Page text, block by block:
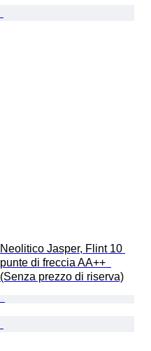
Neolitico Jasper, Flint 10
punte di freccia AA++
(Senza prezzo di riserva)